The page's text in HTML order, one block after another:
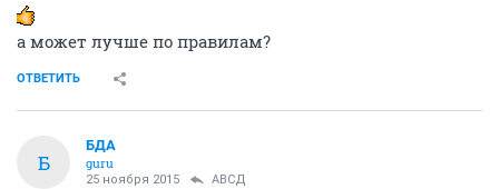
а может лучше по правилам?
ОТВЕТИТЬ
Б
БДА
guru
25 ноября 2015 АВСД